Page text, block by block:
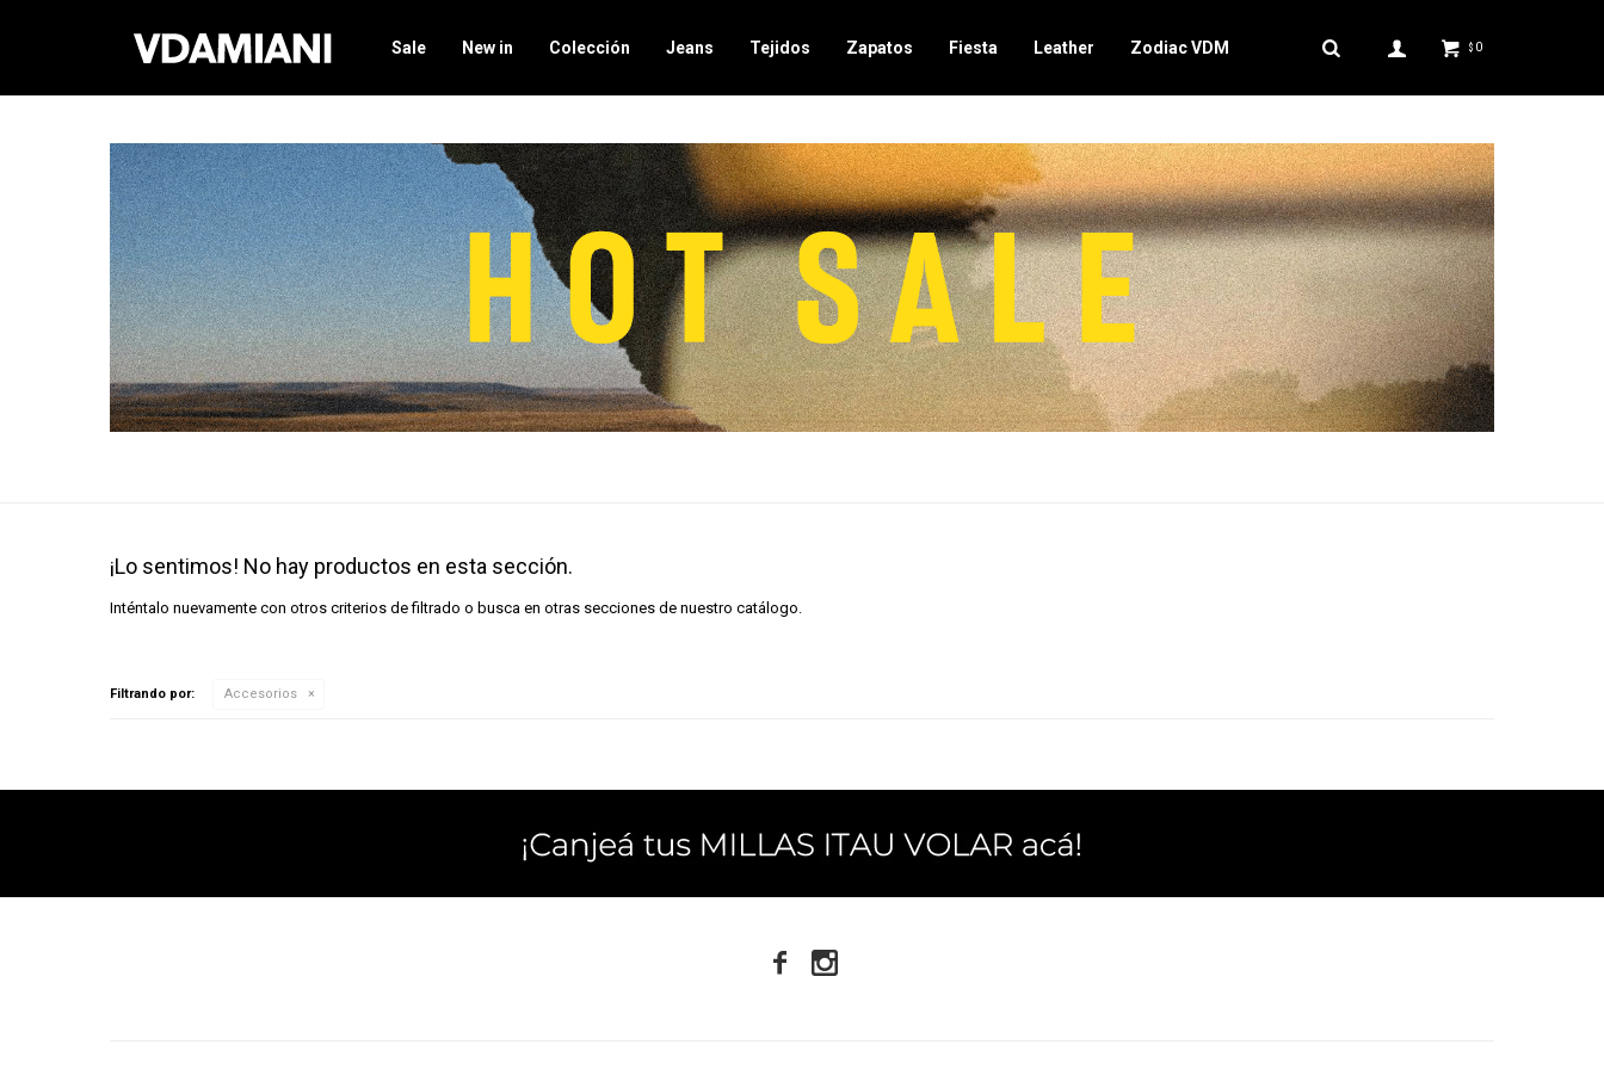
Sale New in Colección Jeans Tejidos Zapatos Fiesta Leather Zodiac VDM $ 0
¡Lo sentimos! No hay productos en esta sección.
Inténtalo nuevamente con otros criterios de filtrado o busca en otras secciones de nuestro catálogo.
Filtrando por: Accesorios
 